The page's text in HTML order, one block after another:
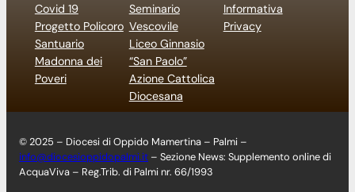
Covid 19
Progetto Policoro
Santuario
Madonna dei
Poveri
Seminario
Vescovile
Liceo Ginnasio
“San Paolo”
Azione Cattolica
Diocesana
Informativa
Privacy
© 2025 – Diocesi di Oppido Mamertina – Palmi –
info@diocesioppidopalmi.it – Sezione News: Supplemento online di
AcquaViva – Reg.Trib. di Palmi nr. 66/1993